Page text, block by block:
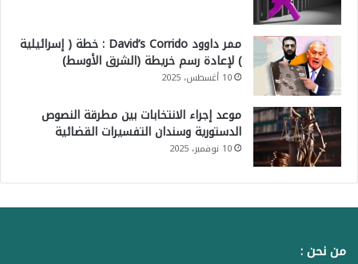
ممر داوود David’s Corrido : خطة ( إسرائيلية
) لإعادة رسم خريطة (الشرق الأوسط)
10 أغسطس، 2025
موعد إجراء الانتخابات بين مطرقة النصوص
الدستورية وسندان التفسيرات القضائية
10 نوفمبر، 2025
من نحن :